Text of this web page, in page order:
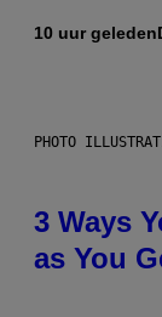
10 uur geleden
PHOTO
3 Ways
as You